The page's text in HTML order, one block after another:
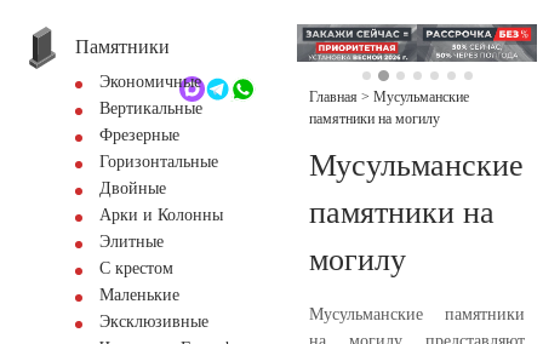
+7 (495) 518-44-23
Обратный звонок
Памятники
Экономичные
Вертикальные
Фрезерные
Горизонтальные
Двойные
Арки и Колонны
Элитные
С крестом
Маленькие
Эксклюзивные
Главная > Мусульманские
памятники на могилу
Мусульманские
памятники на
могилу
Мусульманские памятники